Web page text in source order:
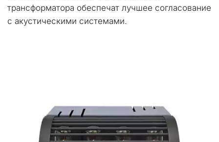
трансформатора обеспечат лучшее согласование
с акустическими системами.